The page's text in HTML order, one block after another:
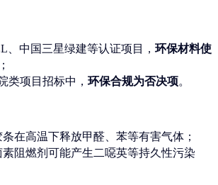
、中国三星绿建等认证项目， 环保材料使
；
类项目招标中， 环保合规为否决项。
在高温下释放甲醛、苯等有害气体；
阻燃剂可能产生二噁英等持久性污染